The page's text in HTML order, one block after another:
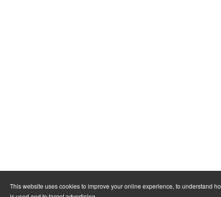
This website uses cookies to improve your online experience, to understand